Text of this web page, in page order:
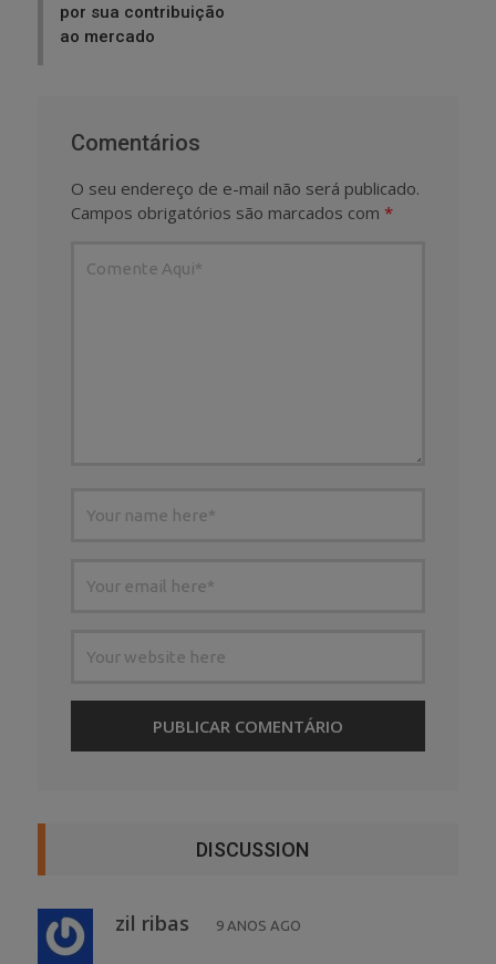
por sua contribuição
ao mercado
Comentários
O seu endereço de e-mail não será publicado.
Campos obrigatórios são marcados com *
DISCUSSION
zil ribas 9 ANOS AGO